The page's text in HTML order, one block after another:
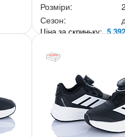
Розміри:
Сезон:
Ціна за скриньку:5